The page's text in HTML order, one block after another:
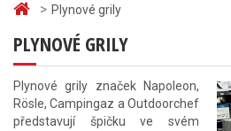
> Plynové grily
PLYNOVÉ GRILY
Plynové grily značek Napoleon,
Rösle, Campingaz a Outdoorchef
představují špičku ve svém